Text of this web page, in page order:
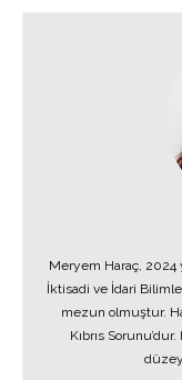
Meryem Haraç, 2024
İktisadi ve İdari
mezun olmuştur.
Kıbrıs